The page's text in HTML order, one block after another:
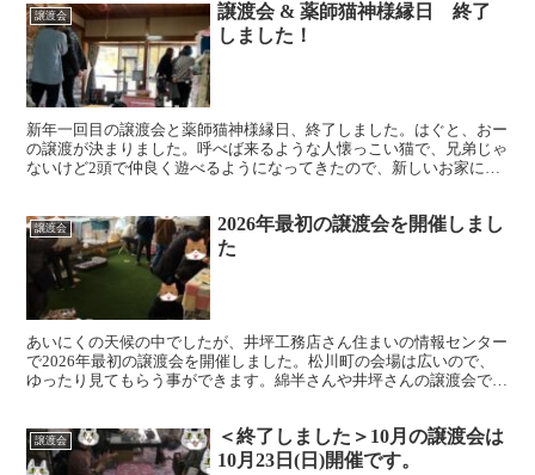
譲渡会
譲渡会 & 薬師猫神様縁日 終了
しました！
新年一回目の譲渡会と薬師猫神様縁日、終了しました。はぐと、おー
の譲渡が決まりました。呼べば来るような人懐っこい猫で、兄弟じゃ
ないけど2頭で仲良く遊べるようになってきたので、新しいお家にい
譲渡会
2026年最初の譲渡会を開催しまし
た
あいにくの天候の中でしたが、井坪工務店さん住まいの情報センター
で2026年最初の譲渡会を開催しました。松川町の会場は広いので、
ゆったり見てもらう事ができます。綿半さんや井坪さんの譲渡会で
譲渡会
＜終了しました＞10月の譲渡会は
10月23日(日)開催です。